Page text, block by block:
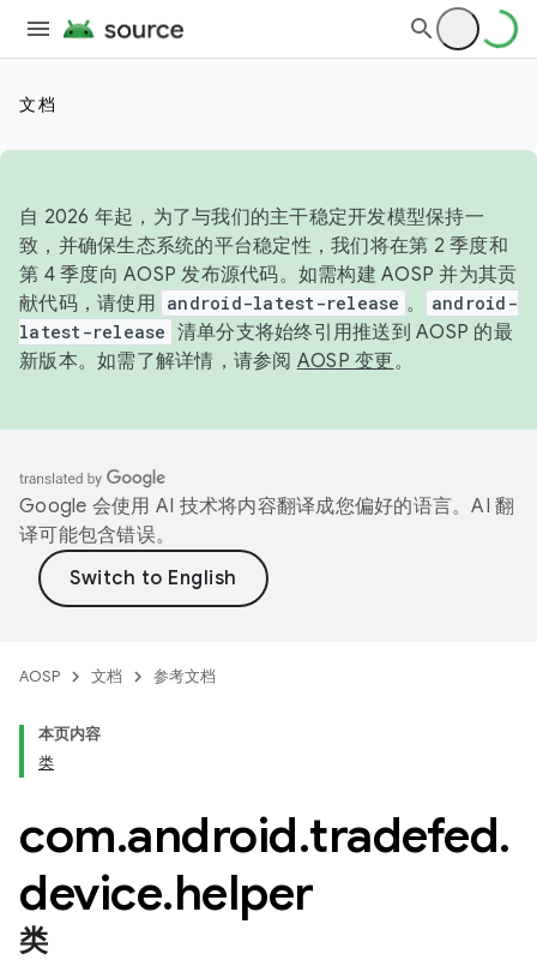
文档
自 2026 年起，为了与我们的主干稳定开发模型保持一
致，并确保生态系统的平台稳定性，我们将在第 2 季度和
第 4 季度向 AOSP 发布源代码。如需构建 AOSP 并为其贡
献代码，请使用 android-latest-release 。
android-
latest-release 清单分支将始终引用推送到 AOSP 的最
新版本。如需了解详情，请参阅 AOSP 变更。
Google 会使用 AI 技术将内容翻译成您偏好的语言。AI 翻
译可能包含错误。
AOSP 文档 参考文档
本页内容
类
com.android.tradefed.
device.helper
类